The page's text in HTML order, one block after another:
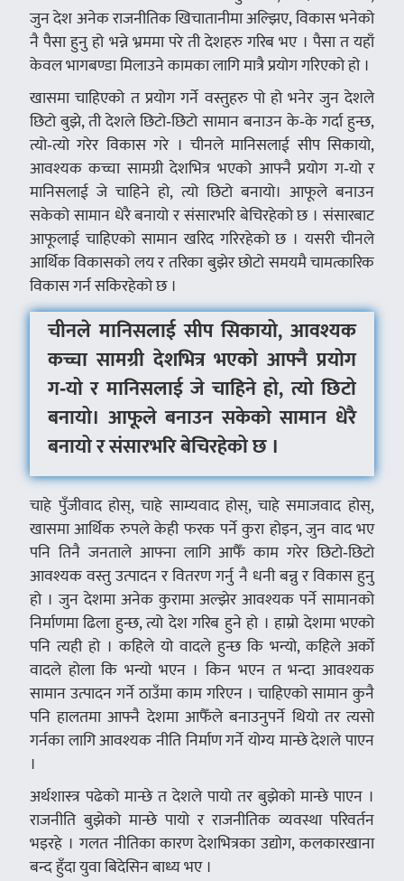
जुन देश अनेक राजनीतिक खिचातानीमा अल्झिए, विकास भनेको
नै पैसा हुनु हो भन्ने भ्रममा परे ती देशहरु गरिब भए । पैसा त यहाँ
केवल भागबण्डा मिलाउने कामका लागि मात्रै प्रयोग गरिएको हो ।
खासमा चाहिएको त प्रयोग गर्ने वस्तुहरु पो हो भनेर जुन देशले
छिटो बुझे, ती देशले छिटो‑छिटो सामान बनाउन के‑के गर्दा हुन्छ,
त्यो‑त्यो गरेर विकास गरे । चीनले मानिसलाई सीप सिकायो,
आवश्यक कच्चा सामग्री देशभित्र भएको आफ्नै प्रयोग ग‑यो र
मानिसलाई जे चाहिने हो, त्यो छिटो बनायो। आफूले बनाउन
सकेको सामान धेरै बनायो र संसारभरि बेचिरहेको छ । संसारबाट
आफूलाई चाहिएको सामान खरिद गरिरहेको छ । यसरी चीनले
आर्थिक विकासको लय र तरिका बुझेर छोटो समयमै चामत्कारिक
विकास गर्न सकिरहेको छ ।
चीनले मानिसलाई सीप सिकायो, आवश्यक
कच्चा सामग्री देशभित्र भएको आफ्नै प्रयोग
ग‑यो र मानिसलाई जे चाहिने हो, त्यो छिटो
बनायो। आफूले बनाउन सकेको सामान धेरै
बनायो र संसारभरि बेचिरहेको छ ।
चाहे पुँजीवाद होस्, चाहे साम्यवाद होस्, चाहे समाजवाद होस्,
खासमा आर्थिक रुपले केही फरक पर्ने कुरा होइन, जुन वाद भए
पनि तिनै जनताले आफ्ना लागि आफैँ काम गरेर छिटो‑छिटो
आवश्यक वस्तु उत्पादन र वितरण गर्नु नै धनी बन्नु र विकास हुनु
हो । जुन देशमा अनेक कुरामा अल्झेर आवश्यक पर्ने सामानको
निर्माणमा ढिला हुन्छ, त्यो देश गरिब हुने हो । हाम्रो देशमा भएको
पनि त्यही हो । कहिले यो वादले हुन्छ कि भन्यो, कहिले अर्को
वादले होला कि भन्यो भएन । किन भएन त भन्दा आवश्यक
सामान उत्पादन गर्ने ठाउँमा काम गरिएन । चाहिएको सामान कुनै
पनि हालतमा आफ्नै देशमा आफैँले बनाउनुपर्ने थियो तर त्यसो
गर्नका लागि आवश्यक नीति निर्माण गर्ने योग्य मान्छे देशले पाएन
।
अर्थशास्त्र पढेको मान्छे त देशले पायो तर बुझेको मान्छे पाएन ।
राजनीति बुझेको मान्छे पायो र राजनीतिक व्यवस्था परिवर्तन
भइरहे । गलत नीतिका कारण देशभित्रका उद्योग, कलकारखाना
बन्द हुँदा युवा बिदेसिन बाध्य भए ।